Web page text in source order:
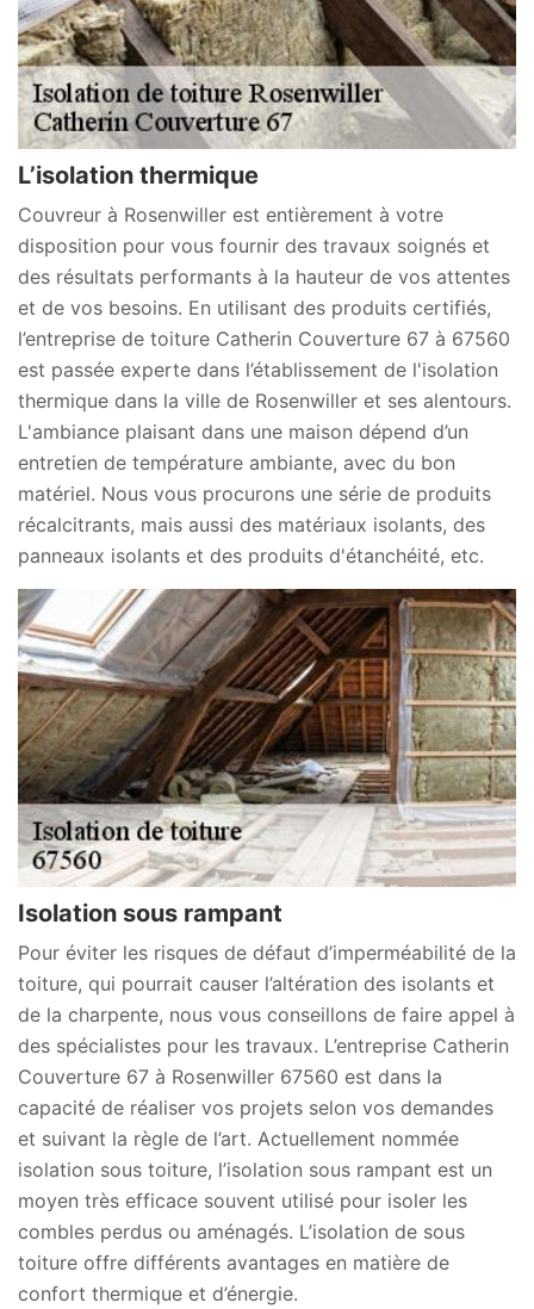
L’isolation thermique
Couvreur à Rosenwiller est entièrement à votre
disposition pour vous fournir des travaux soignés et
des résultats performants à la hauteur de vos attentes
et de vos besoins. En utilisant des produits certifiés,
l’entreprise de toiture Catherin Couverture 67 à 67560
est passée experte dans l’établissement de l'isolation
thermique dans la ville de Rosenwiller et ses alentours.
L'ambiance plaisant dans une maison dépend d’un
entretien de température ambiante, avec du bon
matériel. Nous vous procurons une série de produits
récalcitrants, mais aussi des matériaux isolants, des
panneaux isolants et des produits d'étanchéité, etc.
Isolation sous rampant
Pour éviter les risques de défaut d’imperméabilité de la
toiture, qui pourrait causer l’altération des isolants et
de la charpente, nous vous conseillons de faire appel à
des spécialistes pour les travaux. L’entreprise Catherin
Couverture 67 à Rosenwiller 67560 est dans la
capacité de réaliser vos projets selon vos demandes
et suivant la règle de l’art. Actuellement nommée
isolation sous toiture, l’isolation sous rampant est un
moyen très efficace souvent utilisé pour isoler les
combles perdus ou aménagés. L’isolation de sous
toiture offre différents avantages en matière de
confort thermique et d’énergie.